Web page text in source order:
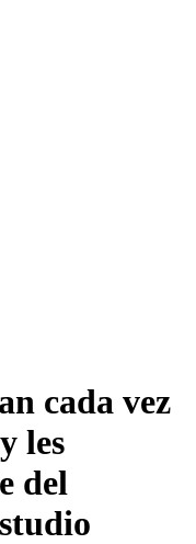
cada vez
les
del